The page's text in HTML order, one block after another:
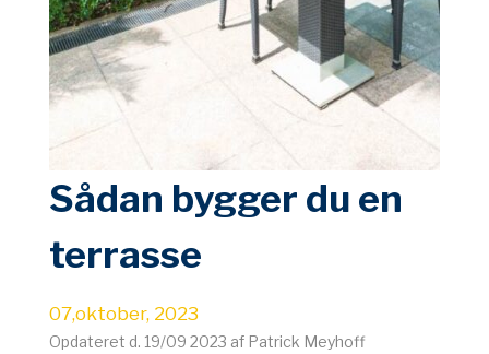
Sådan bygger du en
terrasse
07,oktober, 2023
Opdateret d. 19/09 2023 af Patrick Meyhoff